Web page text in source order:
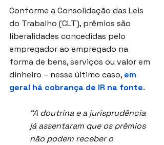
Conforme a Consolidação das Leis
do Trabalho (CLT), prêmios são
liberalidades concedidas pelo
empregador ao empregado na
forma de bens, serviços ou valor em
dinheiro – nesse último caso, em
geral há cobrança de IR na fonte.
“A doutrina e a jurisprudência
já assentaram que os prêmios
não podem receber o